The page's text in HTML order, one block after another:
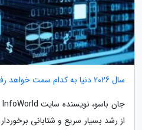
سال 2026 دنیا به کدام سمت خواهد رفت؟!
از رشد بسیار سریع و شتابانی